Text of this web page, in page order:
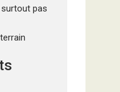
pas